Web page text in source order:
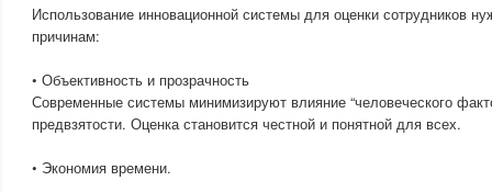
Использование инновационной системы для оценки сотрудников
причинам:
• Объективность и прозрачность
Современные системы минимизируют влияние “человеческого
предвзятости. Оценка становится честной и понятной для всех.
• Экономия времени.